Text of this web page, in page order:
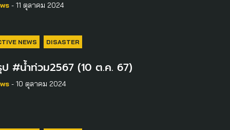
- 11 ตุลาคม 2024
NEWS DISASTER
#น้ำท่วม2567 (10 ต.ค. 67)
- 10 ตุลาคม 2024